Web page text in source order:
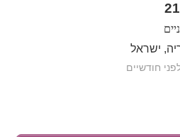
21
ישראל
חודשיים